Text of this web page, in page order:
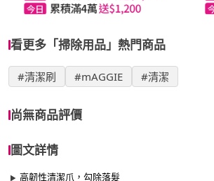
看更多「掃除用品」熱門商品
#清潔刷 #mAGGIE #清潔
尚無商品評價
圖文詳情
高韌性清潔爪，勾除落髮